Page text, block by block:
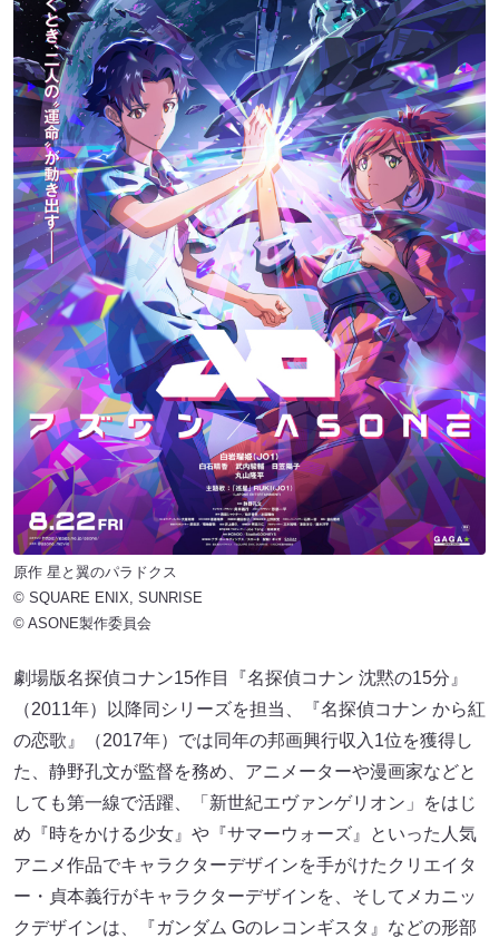
原作 星と翼のパラドクス
© SQUARE ENIX, SUNRISE
© ASONE製作委員会
劇場版名探偵コナン15作目『名探偵コナン 沈黙の15分』
（2011年）以降同シリーズを担当、『名探偵コナン から紅
の恋歌』（2017年）では同年の邦画興行収入1位を獲得し
た、静野孔文が監督を務め、アニメーターや漫画家などと
しても第一線で活躍、「新世紀エヴァンゲリオン」をはじ
め『時をかける少女』や『サマーウォーズ』といった人気
アニメ作品でキャラクターデザインを手がけたクリエイタ
ー・貞本義行がキャラクターデザインを、そしてメカニッ
クデザインは、『ガンダム Gのレコンギスタ』などの形部